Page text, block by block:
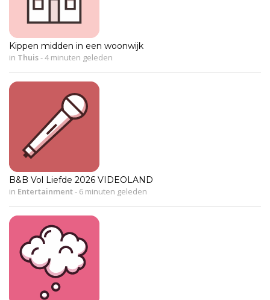
Kippen midden in een woonwijk
in Thuis-4 minuten geleden
B&B Vol Liefde 2026 VIDEOLAND
in Entertainment- 6 minuten geleden